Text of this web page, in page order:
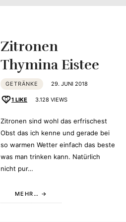
zeigt
Ihren
Zitronen
Thymina Eistee
GETRÄNKE 29. JUNI 2018
1 LIKE 3.128 VIEWS
Zitronen sind wohl das erfrischest
Obst das ich kenne und gerade bei
so warmen Wetter einfach das beste
was man trinken kann. Natürlich
nicht pur…
MEHR…